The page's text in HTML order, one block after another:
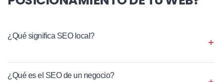
¿Qué significa SEO local?
¿Qué es el SEO de un negocio?